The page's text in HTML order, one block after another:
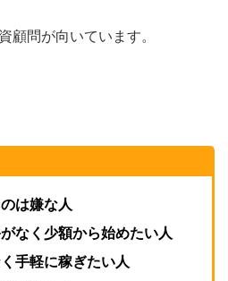
顧問が向いています。
は嫌な人
なく少額から始めたい人
手軽に稼ぎたい人